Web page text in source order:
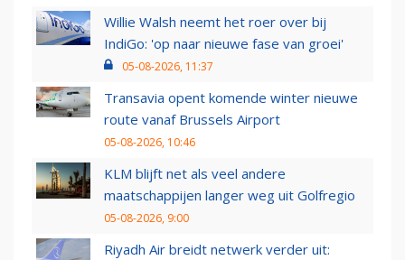
Willie Walsh neemt het roer over bij
IndiGo: 'op naar nieuwe fase van groei'
05-08-2026, 11:37
Transavia opent komende winter nieuwe
route vanaf Brussels Airport
05-08-2026, 10:46
KLM blijft net als veel andere
maatschappijen langer weg uit Golfregio
05-08-2026, 9:00
Riyadh Air breidt netwerk verder uit: